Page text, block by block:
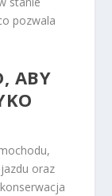
pozwala
ABY
oraz